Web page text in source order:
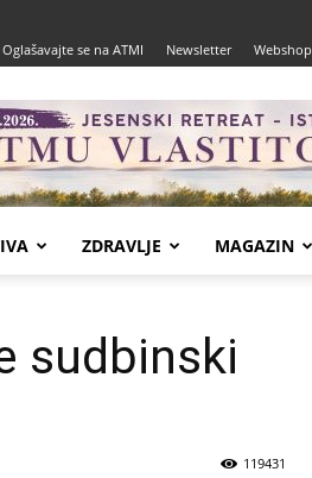
Oglašavajte se na ATMI Newsletter Webshop
ZDRAVLJE MAGAZIN
sudbinski
119431